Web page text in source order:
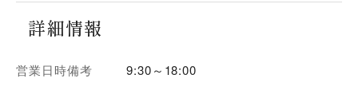
詳細情報
営業日時備考 9:30～18:00